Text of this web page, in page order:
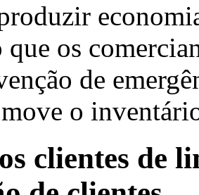
os
de
o
clientes de